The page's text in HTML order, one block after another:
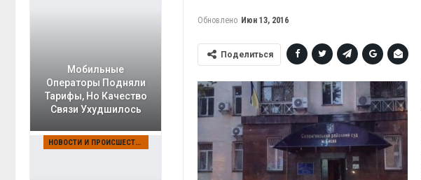
Обновлено Июн 13, 2016
Поделиться
Мобильные
Операторы Подняли
Тарифы, Но Качество
Связи Ухудшилось
НОВОСТИ И ПРОИСШЕСТВИЯ